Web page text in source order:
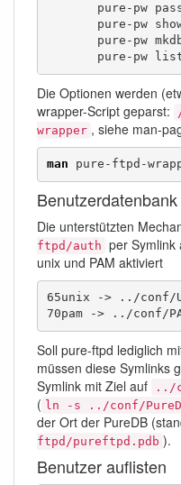
pure-pw
pure-pw
pure-pw
pure-pw
Die Optionen werden
wrapper-Script geparst:
wrapper , siehe man-
man pure-ftpd-
Die unterstützten
ftpd/auth per Symlink
unix und PAM aktiviert
65unix -> ../conf/
70pam -> ../conf/
Soll pure-ftpd lediglich
müssen diese Symlinks
Symlink mit Ziel auf
../
( ln -s ../conf/
der Ort der PureDB
ftpd/pureftpd.pdb ).
Benutzer auflisten